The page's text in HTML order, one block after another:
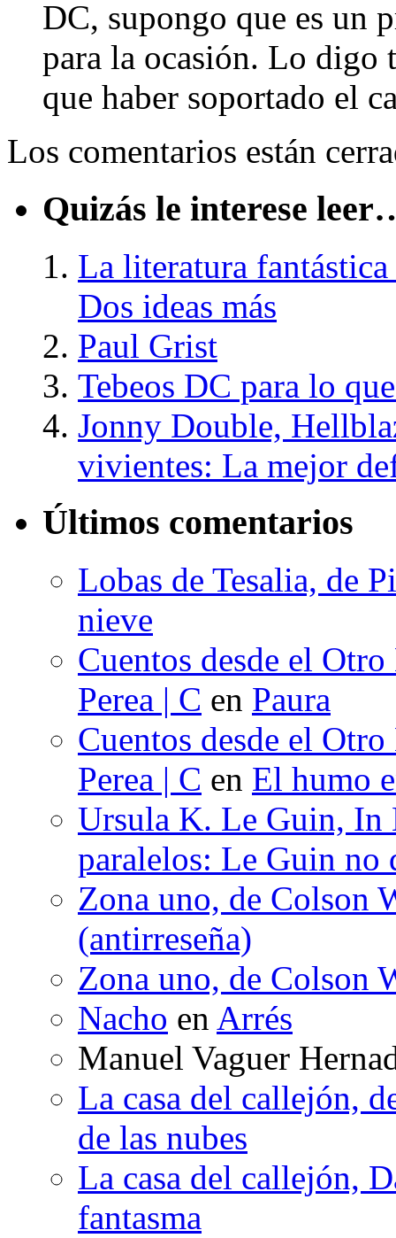
DC, supongo que es un
para la ocasión. Lo digo
que haber soportado el
Los comentarios están
Quizás le interese
La literatura
Dos ideas más
Paul Grist
Tebeos DC para lo
Jonny Double,
vivientes: La mejor
Últimos comentarios
Lobas de Tesalia, de
nieve
Cuentos desde el
Perea | C en Paura
Cuentos desde el
Perea | C en El humo
Ursula K. Le Guin, In
paralelos: Le Guin no
Zona uno, de Colson
(antirreseña)
Zona uno, de Colson
Nacho en Arrés
Manuel Vaguer
La casa del callejón,
de las nubes
La casa del callejón,
fantasma